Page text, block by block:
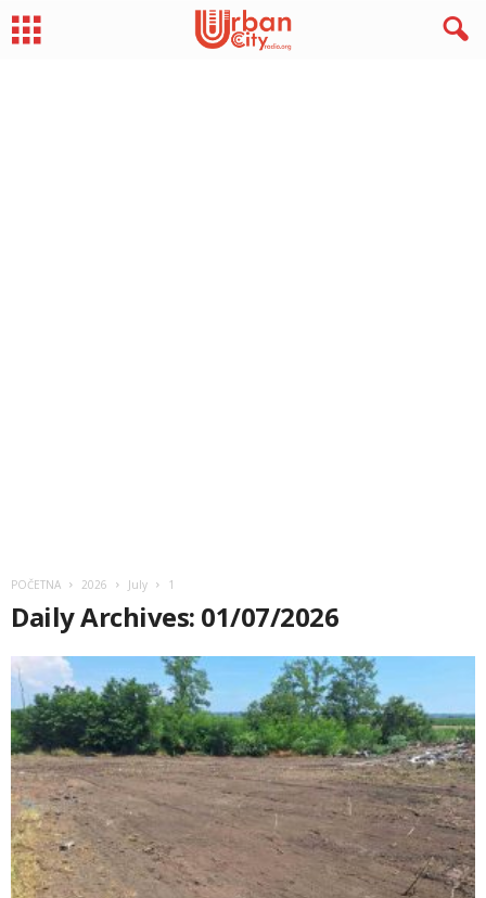
POČETNA 2026 July 1
Daily Archives: 01/07/2026